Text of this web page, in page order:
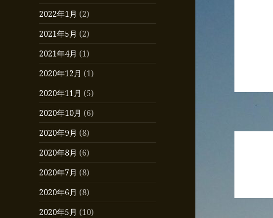
2022年1月 (2)
2021年5月 (2)
2021年4月 (1)
2020年12月 (1)
2020年11月 (5)
2020年10月 (6)
2020年9月 (8)
2020年8月 (6)
2020年7月 (8)
2020年6月 (8)
2020年5月 (10)
ゲ